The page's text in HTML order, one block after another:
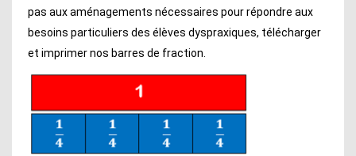
pas aux aménagements nécessaires pour répondre aux
besoins particuliers des élèves dyspraxiques, télécharger
et imprimer nos barres de fraction.